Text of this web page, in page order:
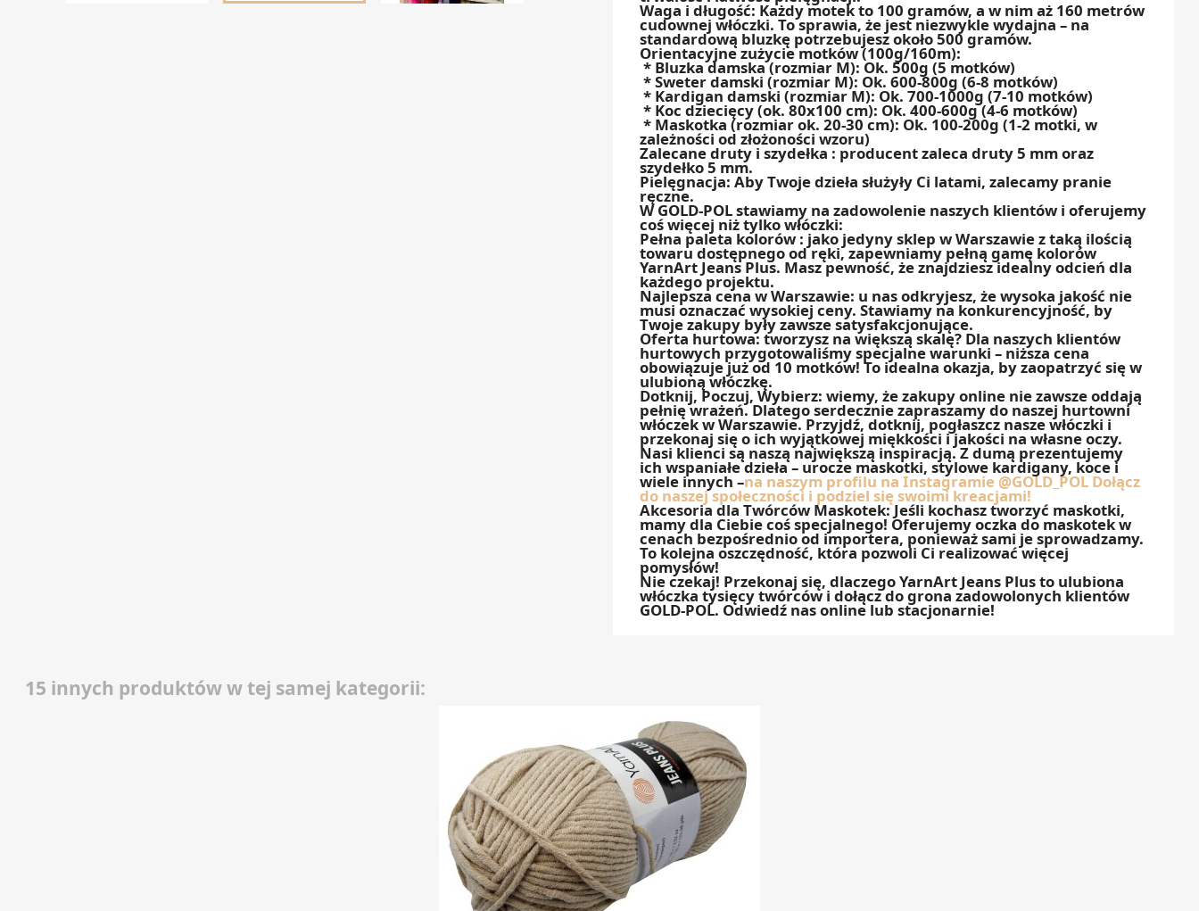
Waga i długość: Każdy motek to 100 gramów, a w nim aż 160 metrów
cudownej włóczki. To sprawia, że jest niezwykle wydajna – na
standardową bluzkę potrzebujesz około 500 gramów.
Orientacyjne zużycie motków (100g/160m):
* Bluzka damska (rozmiar M): Ok. 500g (5 motków)
* Sweter damski (rozmiar M): Ok. 600-800g (6-8 motków)
* Kardigan damski (rozmiar M): Ok. 700-1000g (7-10 motków)
* Koc dziecięcy (ok. 80x100 cm): Ok. 400-600g (4-6 motków)
* Maskotka (rozmiar ok. 20-30 cm): Ok. 100-200g (1-2 motki, w
zależności od złożoności wzoru)
Zalecane druty i szydełka : producent zaleca druty 5 mm oraz
szydełko 5 mm.
Pielęgnacja: Aby Twoje dzieła służyły Ci latami, zalecamy pranie
ręczne.
W GOLD-POL stawiamy na zadowolenie naszych klientów i oferujemy
coś więcej niż tylko włóczki:
Pełna paleta kolorów : jako jedyny sklep w Warszawie z taką ilością
towaru dostępnego od ręki, zapewniamy pełną gamę kolorów
YarnArt Jeans Plus. Masz pewność, że znajdziesz idealny odcień dla
każdego projektu.
Najlepsza cena w Warszawie: u nas odkryjesz, że wysoka jakość nie
musi oznaczać wysokiej ceny. Stawiamy na konkurencyjność, by
Twoje zakupy były zawsze satysfakcjonujące.
Oferta hurtowa: tworzysz na większą skalę? Dla naszych klientów
hurtowych przygotowaliśmy specjalne warunki – niższa cena
obowiązuje już od 10 motków! To idealna okazja, by zaopatrzyć się w
ulubioną włóczkę.
Dotknij, Poczuj, Wybierz: wiemy, że zakupy online nie zawsze oddają
pełnię wrażeń. Dlatego serdecznie zapraszamy do naszej hurtowni
włóczek w Warszawie. Przyjdź, dotknij, pogłaszcz nasze włóczki i
przekonaj się o ich wyjątkowej miękkości i jakości na własne oczy.
Nasi klienci są naszą największą inspiracją. Z dumą prezentujemy
ich wspaniałe dzieła – urocze maskotki, stylowe kardigany, koce i
wiele innych –na naszym profilu na Instagramie @GOLD_POL Dołącz
do naszej społeczności i podziel się swoimi kreacjami!
Akcesoria dla Twórców Maskotek: Jeśli kochasz tworzyć maskotki,
mamy dla Ciebie coś specjalnego! Oferujemy oczka do maskotek w
cenach bezpośrednio od importera, ponieważ sami je sprowadzamy.
To kolejna oszczędność, która pozwoli Ci realizować więcej
pomysłów!
Nie czekaj! Przekonaj się, dlaczego YarnArt Jeans Plus to ulubiona
włóczka tysięcy twórców i dołącz do grona zadowolonych klientów
GOLD-POL. Odwiedź nas online lub stacjonarnie!
15 innych produktów w tej samej kategorii: